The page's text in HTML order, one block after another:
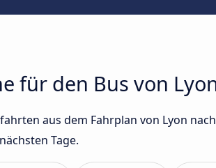
für den Bus von
aus dem Fahrplan von Lyon
Tage.